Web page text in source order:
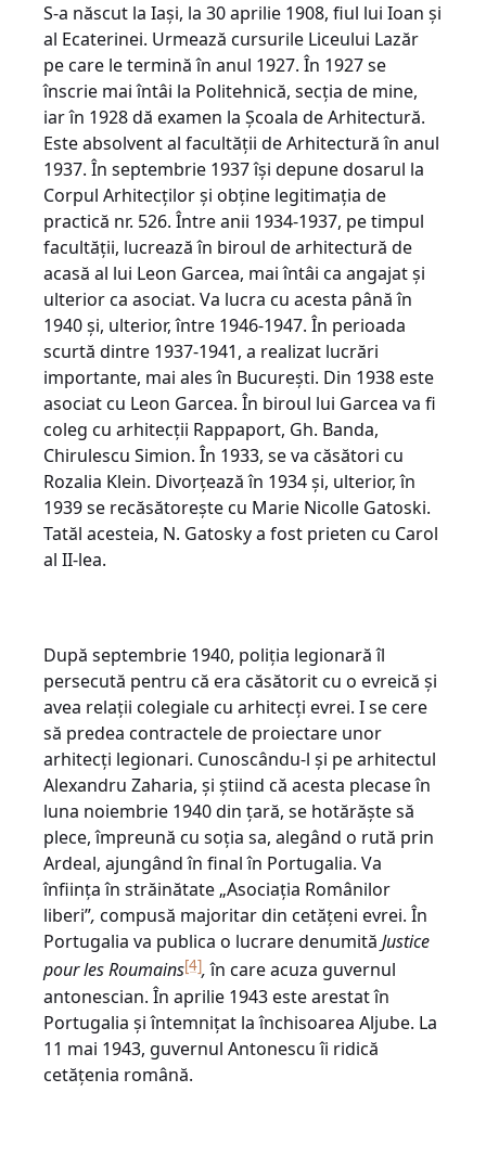
S-a născut la Iași, la 30 aprilie 1908, fiul lui Ioan și
al Ecaterinei. Urmează cursurile Liceului Lazăr
pe care le termină în anul 1927. În 1927 se
înscrie mai întâi la Politehnică, secția de mine,
iar în 1928 dă examen la Școala de Arhitectură.
Este absolvent al facultății de Arhitectură în anul
1937. În septembrie 1937 își depune dosarul la
Corpul Arhitecților și obține legitimația de
practică nr. 526. Între anii 1934-1937, pe timpul
facultății, lucrează în biroul de arhitectură de
acasă al lui Leon Garcea, mai întâi ca angajat și
ulterior ca asociat. Va lucra cu acesta până în
1940 și, ulterior, între 1946-1947. În perioada
scurtă dintre 1937-1941, a realizat lucrări
importante, mai ales în București. Din 1938 este
asociat cu Leon Garcea. În biroul lui Garcea va fi
coleg cu arhitecții Rappaport, Gh. Banda,
Chirulescu Simion. În 1933, se va căsători cu
Rozalia Klein. Divorțează în 1934 și, ulterior, în
1939 se recăsătorește cu Marie Nicolle Gatoski.
Tatăl acesteia, N. Gatosky a fost prieten cu Carol
al II-lea.
După septembrie 1940, poliția legionară îl
persecută pentru că era căsătorit cu o evreică și
avea relații colegiale cu arhitecți evrei. I se cere
să predea contractele de proiectare unor
arhitecți legionari. Cunoscându-l și pe arhitectul
Alexandru Zaharia, și știind că acesta plecase în
luna noiembrie 1940 din țară, se hotărăște să
plece, împreună cu soția sa, alegând o rută prin
Ardeal, ajungând în final în Portugalia. Va
înființa în străinătate „Asociația Românilor
liberi”, compusă majoritar din cetățeni evrei. În
Portugalia va publica o lucrare denumită Justice
pour les Roumains[4],în care acuza guvernul
antonescian. În aprilie 1943 este arestat în
Portugalia și întemnițat la închisoarea Aljube. La
11 mai 1943, guvernul Antonescu îi ridică
cetățenia română.